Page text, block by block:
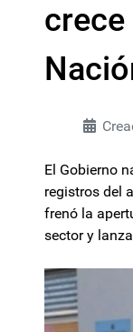
El Gobierno
registros del
frenó la
sector y